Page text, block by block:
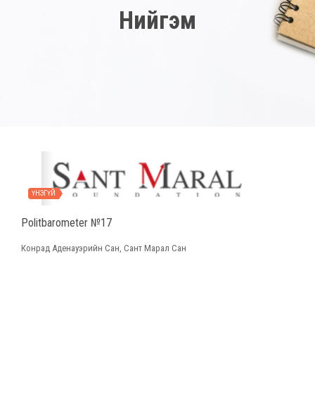
Нийгэм
ҮНЭГҮЙ
Politbarometer №17
Конрад Аденауэрийн Сан, Сант Марал Сан